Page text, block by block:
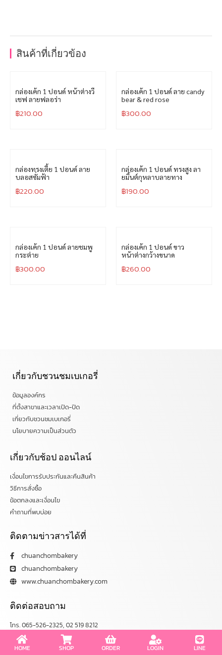
สินค้าที่เกี่ยวข้อง
กล่องเค้ก 1 ปอนด์ หน้าต่างวี
เชฟ ลายฟลอร่า
฿210.00
กล่องเค้ก 1 ปอนด์ ลาย candy
bear & red rose
฿300.00
กล่องทรงเตี้ย 1 ปอนด์ ลาย
บลอสซั่มฟ้า
฿220.00
กล่องเค้ก 1 ปอนด์ ทรงสูง ลา
ยมิ้นต์กุหลาบลายทาง
฿190.00
กล่องเค้ก 1 ปอนด์ ลายชมพู
กระต่าย
฿300.00
กล่องเค้ก 1 ปอนด์ ขาว
หน้าต่างกว้างขนาด
฿260.00
เกี่ยวกับชวนชมเบเกอรี่
ข้อมูลองค์กร
ที่ตั้งสาขาและเวลาเปิด-ปิด
เกี่ยวกับชวนชมเบเกอรี่
นโยบายความเป็นส่วนตัว
เกี่ยวกับช้อป ออนไลน์
เงื่อนไขการรับประกันและคืนสินค้า
วิธีการสั่งซื้อ
ข้อตกลงและเงื่อนไข
คำถามที่พบบ่อย
ติดตามข่าวสารได้ที่
chuanchombakery
chuanchombakery
www.chuanchombakery.com
ติดต่อสอบถาม
โทร. 065-526-2325, 02 519 8212
E-mail : chuanchom.bakery@gmail.com
HOME SHOP ORDER LOGIN LINE